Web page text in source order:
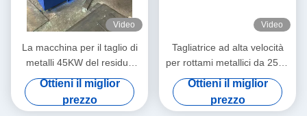
Video
La macchina per il taglio di
metalli 45KW del residuo
della lama H-13 personalizza
Ottieni il miglior
prezzo
Video
Tagliatrice ad alta velocità
per rottami metallici da 2500
mm con angolo di taglio di
Ottieni il miglior
prezzo